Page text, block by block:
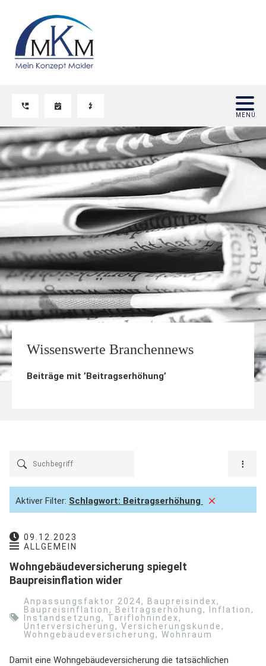
Wissenswerte Branchennews
Beiträge mit ’Beitragserhöhung’
Aktiver Filter: Schlagwort: Beitragserhöhung
09.12.2023
ALLGEMEIN
Wohngebäudeversicherung spiegelt
Baupreisinflation wider
Anpassungsfaktor 2024, Baupreisindex,
Baupreisinflation , Beitragserhöhung , Inflation ,
Instandsetzung , Tariflohnindex,
Unterversicherung , Versicherungskunde ,
Wohngebäudeversicherung , Wohnraum
Damit eine Wohngebäudeversicherung die tatsächlichen